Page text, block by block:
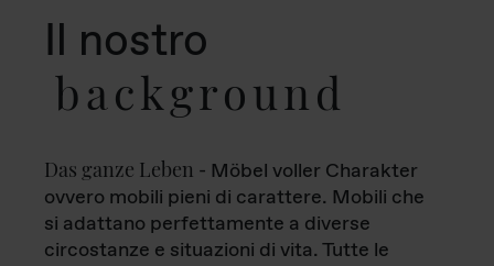
Il nostro
background
Das ganze Leben - Möbel voller Charakter
ovvero mobili pieni di carattere. Mobili che
si adattano perfettamente a diverse
circostanze e situazioni di vita. Tutte le